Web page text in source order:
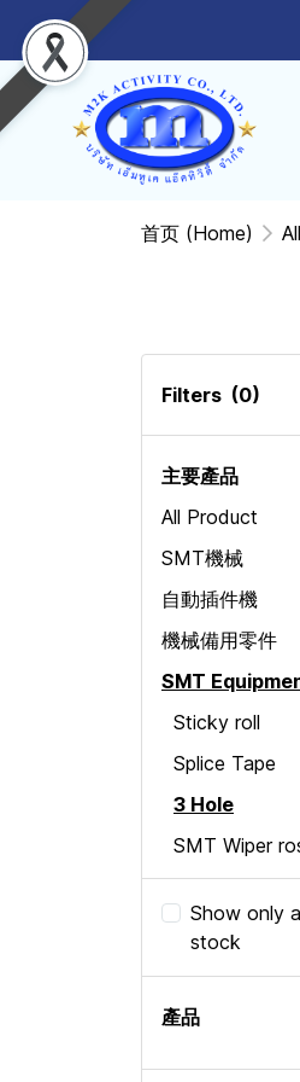
首页 (Home)
Filters (0)
主要產品
All Product
SMT機械
二手胶水点胶机
PANASONIC
DC10
Other
Loader /
網版印刷機
Solder Paste
Pick and Place
Reflow Oven
Automated
Inspection
自動插件機
Selective
軸向貼片機
徑向貼片機
機械備用零件
社群媒體 齒輪
社群媒體 伺服
社群媒體 進紙
社群媒體 SC伺
社群媒體 印
社群媒體 感應
SMT Module
SMT PLC
SMT
Sticky roll
Splice Tape
3 Hole
SMT Wiper
刮水卷
輸送帶
Others
Show only
stock
產品